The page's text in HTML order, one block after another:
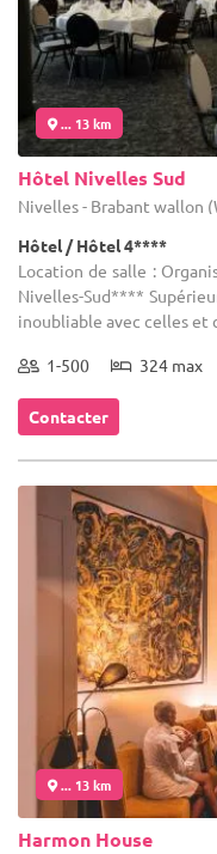
... 13 km
Hôtel Nivelles Sud
Nivelles - Brabant wallon
Hôtel / Hôtel 4****
Location de salle :
Nivelles-Sud****
inoubliable avec celles et
1-500 324 max
Contacter
... 13 km
Harmon House